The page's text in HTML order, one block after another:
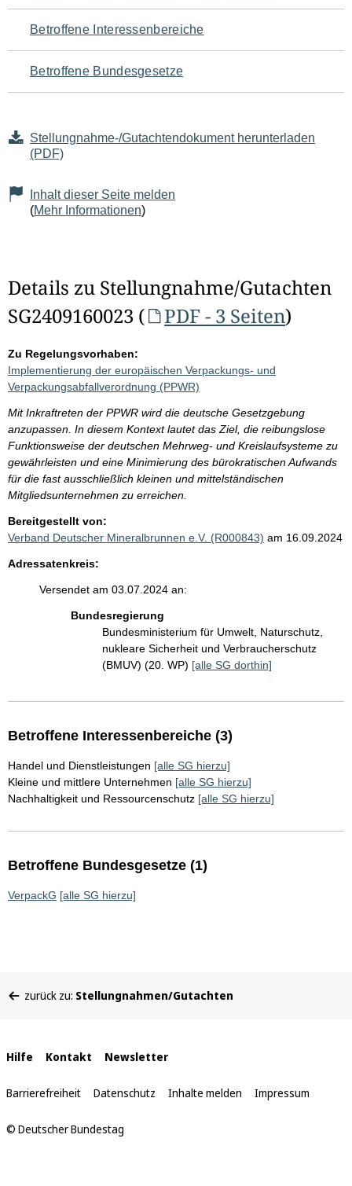
für
den
Seiteninhalt
Betroffene Interessenbereiche
Betroffene Bundesgesetze
Stellungnahme-/Gutachtendokument herunterladen
(PDF)
Inhalt dieser Seite melden
(Mehr Informationen)
Details zu Stellungnahme/Gutachten
SG2409160023 (
PDF - 3 Seiten)
Zu Regelungsvorhaben:
Implementierung der europäischen Verpackungs- und
Verpackungsabfallverordnung (PPWR)
Mit Inkraftreten der PPWR wird die deutsche Gesetzgebung
anzupassen. In diesem Kontext lautet das Ziel, die reibungslose
Funktionsweise der deutschen Mehrweg- und Kreislaufsysteme zu
gewährleisten und eine Minimierung des bürokratischen Aufwands
für die fast ausschließlich kleinen und mittelständischen
Mitgliedsunternehmen zu erreichen.
Bereitgestellt von:
Verband Deutscher Mineralbrunnen e.V. (R000843) am 16.09.2024
Adressatenkreis:
Versendet am 03.07.2024 an:
Bundesregierung
Bundesministerium für Umwelt, Naturschutz,
nukleare Sicherheit und Verbraucherschutz
(BMUV) (20. WP) [alle SG dorthin]
Betroffene Interessenbereiche (3)
Handel und Dienstleistungen [alle SG hierzu]
Kleine und mittlere Unternehmen [alle SG hierzu]
Nachhaltigkeit und Ressourcenschutz [alle SG hierzu]
Betroffene Bundesgesetze (1)
VerpackG [alle SG hierzu]
befinden
zurück zu: Stellungnahmen/Gutachten
Interne
Links
Hilfe Kontakt Newsletter
Barrierefreiheit Datenschutz Inhalte melden Impressum
© Deutscher Bundestag